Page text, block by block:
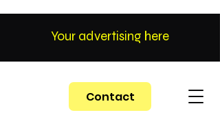
Contact
Your advertising here